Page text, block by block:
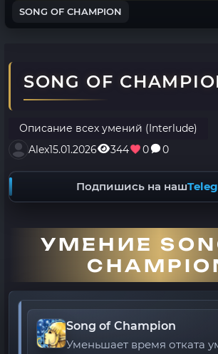
SONG OF CHAMPION
SONG OF
Описание всех умений (Interlude)
Alex15.01.2026 344 0 0
Подпишись на наш
УМЕНИЕ
Song of Champion
Уменьшает время отката